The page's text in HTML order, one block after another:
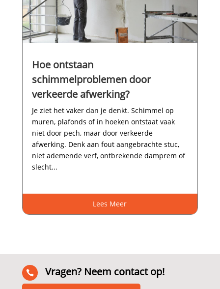
Hoe ontstaan
schimmelproblemen door
verkeerde afwerking?
Je ziet het vaker dan je denkt.​ Schimmel op
muren, plafonds of in hoeken ontstaat vaak
niet door pech, maar door verkeerde
afwerking.​ Denk aan fout aangebrachte stuc,
niet ademende verf, ontbrekende damprem of
slecht...
Lees Meer
 Vragen? Neem contact op!